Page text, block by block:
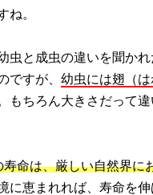
ね。
虫と成虫の違いを聞か
ですが、 幼虫には翅（
もちろん大きさだって
命は、厳しい自然界に
に恵まれれば、寿命を